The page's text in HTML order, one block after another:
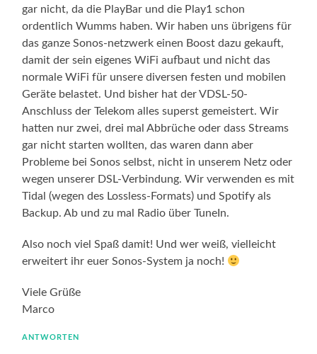
gar nicht, da die PlayBar und die Play1 schon
ordentlich Wumms haben. Wir haben uns übrigens für
das ganze Sonos-netzwerk einen Boost dazu gekauft,
damit der sein eigenes WiFi aufbaut und nicht das
normale WiFi für unsere diversen festen und mobilen
Geräte belastet. Und bisher hat der VDSL-50-
Anschluss der Telekom alles superst gemeistert. Wir
hatten nur zwei, drei mal Abbrüche oder dass Streams
gar nicht starten wollten, das waren dann aber
Probleme bei Sonos selbst, nicht in unserem Netz oder
wegen unserer DSL-Verbindung. Wir verwenden es mit
Tidal (wegen des Lossless-Formats) und Spotify als
Backup. Ab und zu mal Radio über TuneIn.
Also noch viel Spaß damit! Und wer weiß, vielleicht
erweitert ihr euer Sonos-System ja noch!
Viele Grüße
Marco
ANTWORTEN